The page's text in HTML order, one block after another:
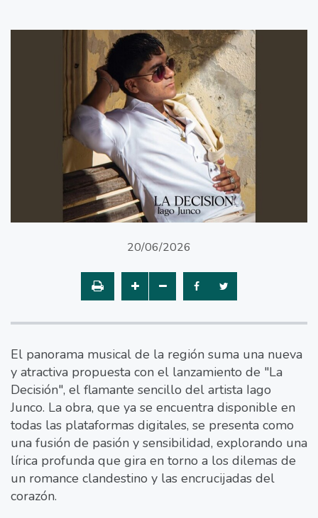
20/06/2026
El panorama musical de la región suma una nueva
y atractiva propuesta con el lanzamiento de "La
Decisión", el flamante sencillo del artista Iago
Junco. La obra, que ya se encuentra disponible en
todas las plataformas digitales, se presenta como
una fusión de pasión y sensibilidad, explorando una
lírica profunda que gira en torno a los dilemas de
un romance clandestino y las encrucijadas del
corazón.